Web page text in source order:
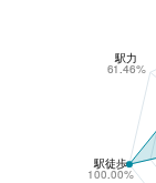
駅力
61.46%
駅徒歩
100.00%